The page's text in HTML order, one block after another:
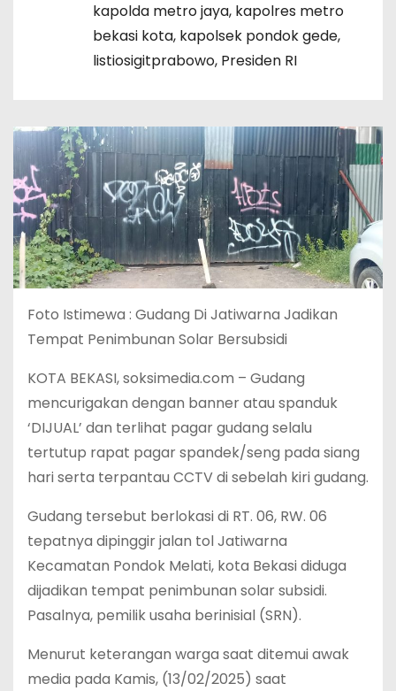
kapolda metro jaya, kapolres metro
bekasi kota, kapolsek pondok gede,
listiosigitprabowo, Presiden RI
Foto Istimewa : Gudang Di Jatiwarna Jadikan
Tempat Penimbunan Solar Bersubsidi
KOTA BEKASI, soksimedia.com – Gudang
mencurigakan dengan banner atau spanduk
‘DIJUAL’ dan terlihat pagar gudang selalu
tertutup rapat pagar spandek/seng pada siang
hari serta terpantau CCTV di sebelah kiri gudang.
Gudang tersebut berlokasi di RT. 06, RW. 06
tepatnya dipinggir jalan tol Jatiwarna
Kecamatan Pondok Melati, kota Bekasi diduga
dijadikan tempat penimbunan solar subsidi.
Pasalnya, pemilik usaha berinisial (SRN).
Menurut keterangan warga saat ditemui awak
media pada Kamis, (13/02/2025) saat